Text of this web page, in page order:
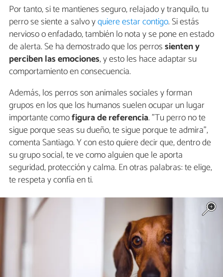
Por tanto, si te mantienes seguro, relajado y tranquilo, tu
perro se siente a salvo yquiere estar contigo. Si estás
nervioso o enfadado, también lo nota y se pone en estado
de alerta. Se ha demostrado que los perrossienten y
perciben las emociones, y esto les hace adaptar su
comportamiento en consecuencia.
Además, los perros son animales sociales y forman
grupos en los que los humanos suelen ocupar un lugar
importante comofigura de referencia. "Tu perro no te
sigue porque seas su dueño, te sigue porque te admira",
comenta Santiago. Y con esto quiere decir que, dentro de
su grupo social, te ve como alguien que le aporta
seguridad, protección y calma. En otras palabras: te elige,
te respeta y confía en ti.